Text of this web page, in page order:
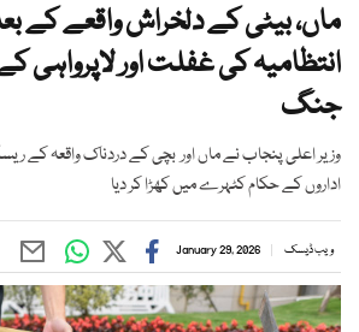
ماں، بیٹی کے دلخراش واقعے کے
انتظامیہ کی غفلت اور لاپرواہی
جنگ
وزیر اعلی پنجاب نے ماں اور بچی کے دردناک واقعہ کے
اداروں کے حکام کٹہرے میں کھڑا کر دیا
ویب ڈیسک January 29, 2026